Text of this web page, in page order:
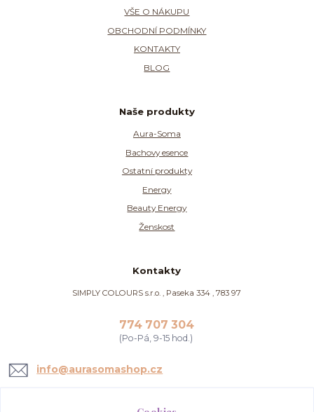
VŠE O NÁKUPU
OBCHODNÍ PODMÍNKY
KONTAKTY
BLOG
Naše produkty
Aura-Soma
Bachovy esence
Ostatní produkty
Energy
Beauty Energy
Ženskost
Kontakty
SIMPLY COLOURS s.r.o. , Paseka 334 , 783 97
774 707 304
(Po-Pá, 9-15 hod.)
info@aurasomashop.cz